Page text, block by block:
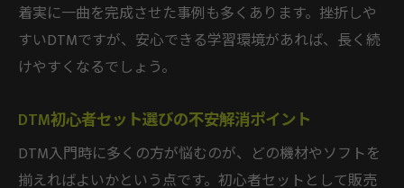
着実に一曲を完成させた事例も多くあります。挫折しや
すいDTMですが、安心できる学習環境があれば、長く続
けやすくなるでしょう。
DTM初心者セット選びの不安解消ポイント
DTM入門時に多くの方が悩むのが、どの機材やソフトを
揃えればよいかという点です。初心者セットとして販売